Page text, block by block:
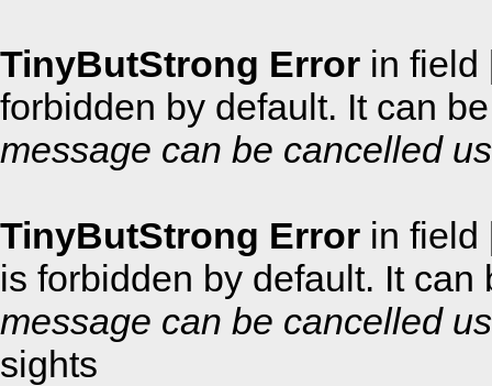
TinyButStrong Error in field
forbidden by default. It can
message can be cancelled
TinyButStrong Error in field
is forbidden by default. It
message can be cancelled
sights